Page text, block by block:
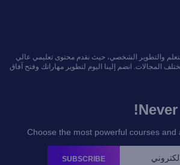
والتطوير الشخصي، حيث نقدم محتوى تعليمي عالي
المجالات. انضم إلينا اليوم لتطوير مهاراتك وفتح آفاق
Choose the most powerful courses and